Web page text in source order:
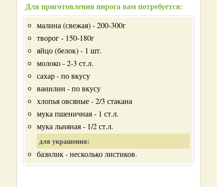
Для приготовления пирога вам потребуется:
малина (свежая) - 200-300г
творог - 150-180г
яйцо (белок) - 1 шт.
молоко - 2-3 ст.л.
сахар - по вкусу
ванилин - по вкусу
хлопья овсяные - 2/3 стакана
мука пшеничная - 1 ст.л.
мука льняная - 1/2 ст.л.
для украшения:
базилик - несколько листиков.